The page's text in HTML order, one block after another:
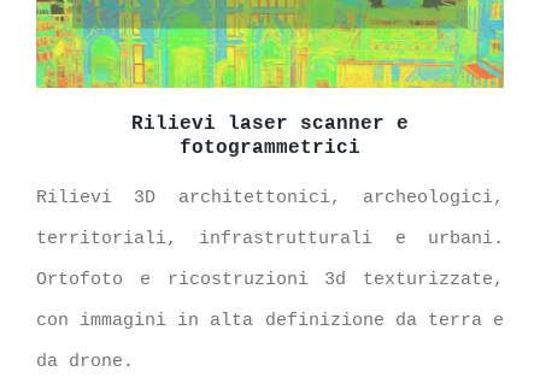
Rilievi laser scanner e
fotogrammetrici
Rilievi 3D architettonici, archeologici,
territoriali, infrastrutturali e urbani.
Ortofoto e ricostruzioni 3d texturizzate,
con immagini in alta definizione da terra e
da drone.